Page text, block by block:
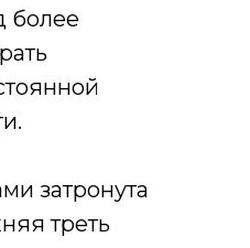
более
затронута
треть